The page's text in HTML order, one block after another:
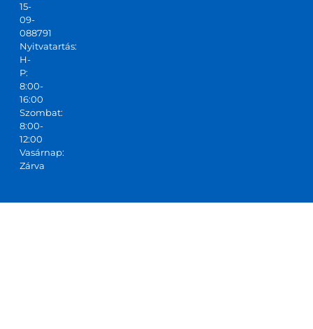
15-
09-
088791
Nyitvatartás:
H-
P:
8:00-
16:00
Szombat:
8:00-
12:00
Vasárnap:
Zárva